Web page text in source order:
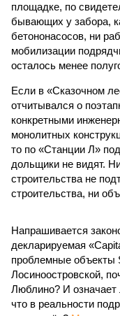
площадке, по
бывающих у забора,
бетононасосов, ни
мобилизации
осталось менее
Если в «Сказочном
отчитывался о
конкретными
монолитных
то по «Станции Л»
дольщики не видят.
строительства не
строительства, ни
Напрашивается
декларируемая
проблемные объекты
Лосиноостровской,
Люблино? И означает
что в реальности